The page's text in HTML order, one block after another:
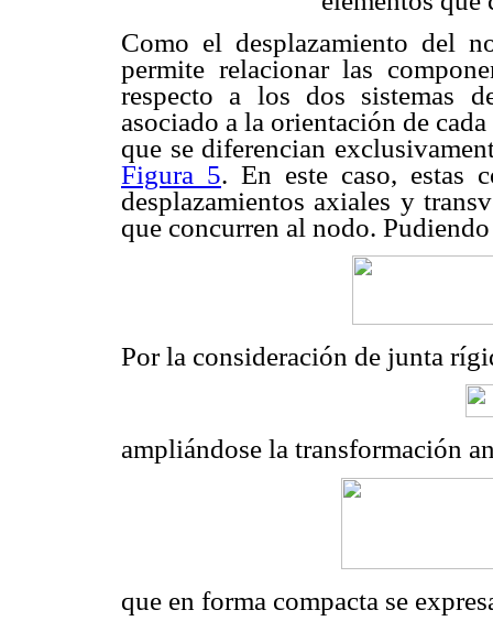
Como el desplazamiento del
permite relacionar las
respecto a los dos sistemas
asociado a la orientación de
que se diferencian
Figura 5. En este caso, estas
desplazamientos axiales y
que concurren al nodo.
Por la consideración de junta
ampliándose la transformación
que en forma compacta se